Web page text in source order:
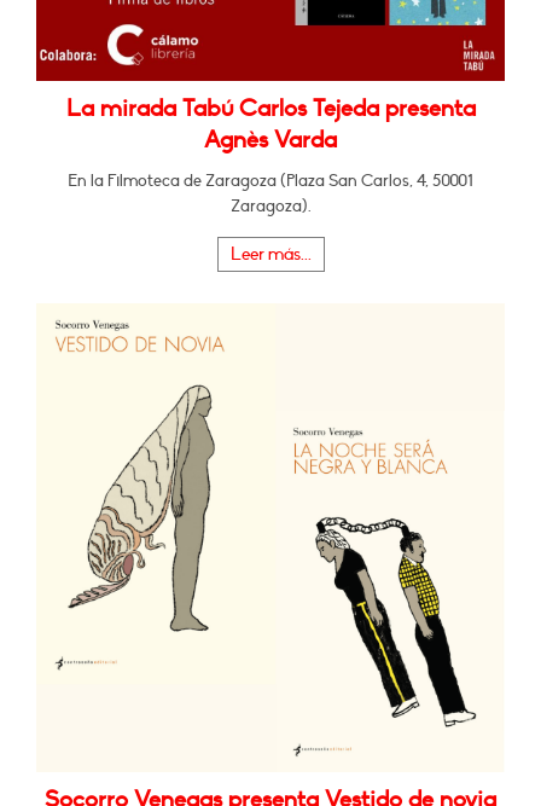
La mirada Tabú Carlos Tejeda presenta
Agnès Varda
En la Filmoteca de Zaragoza (Plaza San Carlos, 4, 50001
Zaragoza).
Leer más...